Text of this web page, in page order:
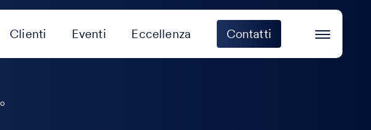
Clienti Eventi Eccellenza Contatti